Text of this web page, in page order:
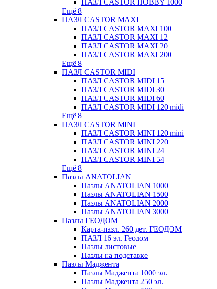
ПАЗЛ CASTOR HOBBY 1000
Ещё 8
ПАЗЛ CASTOR MAXI
ПАЗЛ CASTOR MAXI 100
ПАЗЛ CASTOR MAXI 12
ПАЗЛ CASTOR MAXI 20
ПАЗЛ CASTOR MAXI 200
Ещё 8
ПАЗЛ CASTOR MIDI
ПАЗЛ CASTOR MIDI 15
ПАЗЛ CASTOR MIDI 30
ПАЗЛ CASTOR MIDI 60
ПАЗЛ CASTOR MIDI 120 midi
Ещё 8
ПАЗЛ CASTOR MINI
ПАЗЛ CASTOR MINI 120 mini
ПАЗЛ CASTOR MINI 220
ПАЗЛ CASTOR MINI 24
ПАЗЛ CASTOR MINI 54
Ещё 8
Пазлы ANATOLIAN
Пазлы ANATOLIAN 1000
Пазлы ANATOLIAN 1500
Пазлы ANATOLIAN 2000
Пазлы ANATOLIAN 3000
Пазлы ГЕОДОМ
Карта-пазл. 260 дет. ГЕОДОМ
ПАЗЛ 16 эл. Геодом
Пазлы листовые
Пазлы на подставке
Пазлы Маджента
Пазлы Маджента 1000 эл.
Пазлы Маджента 250 эл.